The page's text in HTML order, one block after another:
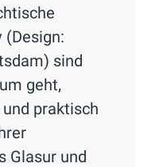
(Design:
sind
geht,
praktisch
Glasur und